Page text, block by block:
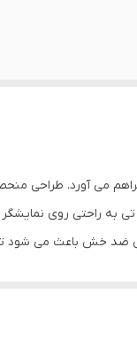
می آورد. طراحی
تی به راحتی روی
ضد خش باعث می شود تا